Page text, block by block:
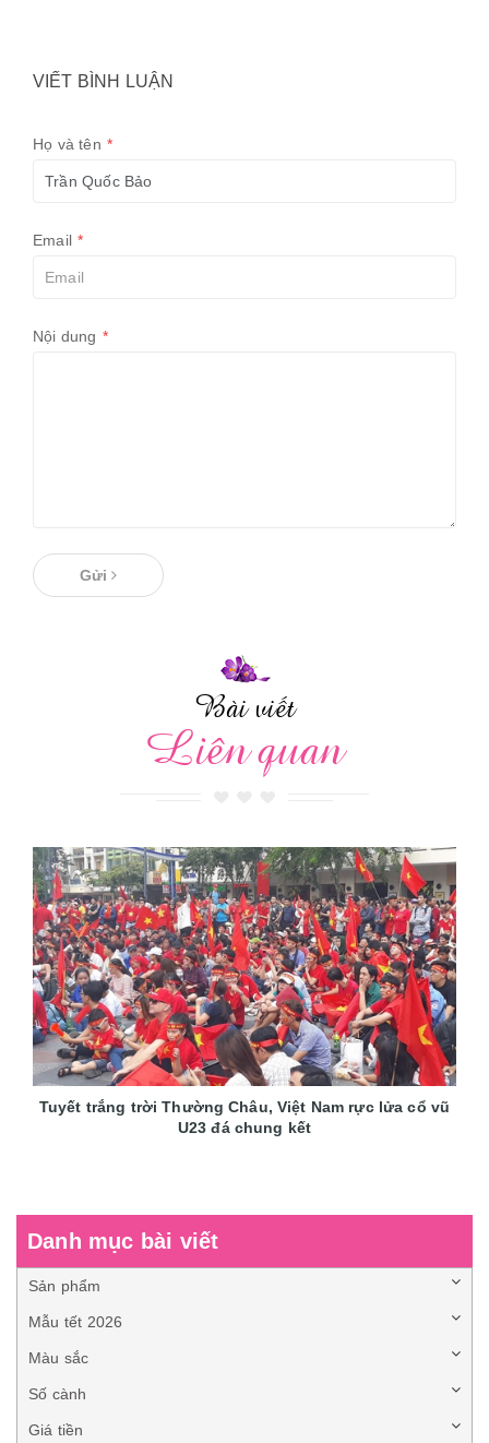
VIẾT BÌNH LUẬN
Họ và tên *
Email *
Nội dung *
Gửi
Bài viết
Liên quan
Tuyết trắng trời Thường Châu, Việt Nam rực lửa cổ vũ
U23 đá chung kết
Danh mục bài viết
Sản phẩm
Mẫu tết 2026
Màu sắc
Số cành
Giá tiền